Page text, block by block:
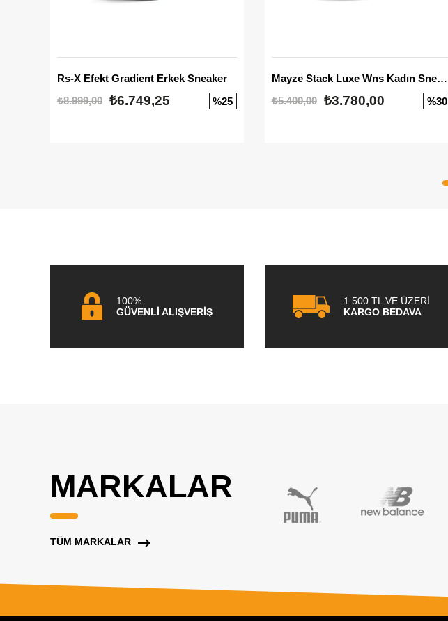
Rs-X Efekt Gradient Erkek Sneaker
₺8.999,00 ₺6.749,25 %25
Mayze Stack Luxe Wns Kadın Sneaker
₺5.400,00
₺3.780,00 %30
100%
GÜVENLİ ALIŞVERİŞ
1.500 TL VE ÜZERİ
KARGO BEDAVA
MARKALAR
TÜM MARKALAR